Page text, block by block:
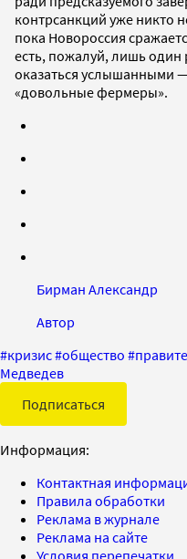
контрсанкций уже никто
пока Новороссия
есть, пожалуй, лишь один
оказаться услышанными
«довольные фермеры».
Бирман Александр
Автор
#кризис#общество #
Медведев
Подписаться
Информация:
Контактная
Правила обработки
Реклама в журнале
Реклама на сайте
Условия перепечатки